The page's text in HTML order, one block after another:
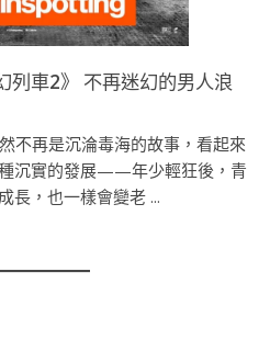
車2》 不再迷幻的男人浪
不再是沉淪毒海的故事，看起來
沉實的發展——年少輕狂後，青
長，也一樣會變老 ...